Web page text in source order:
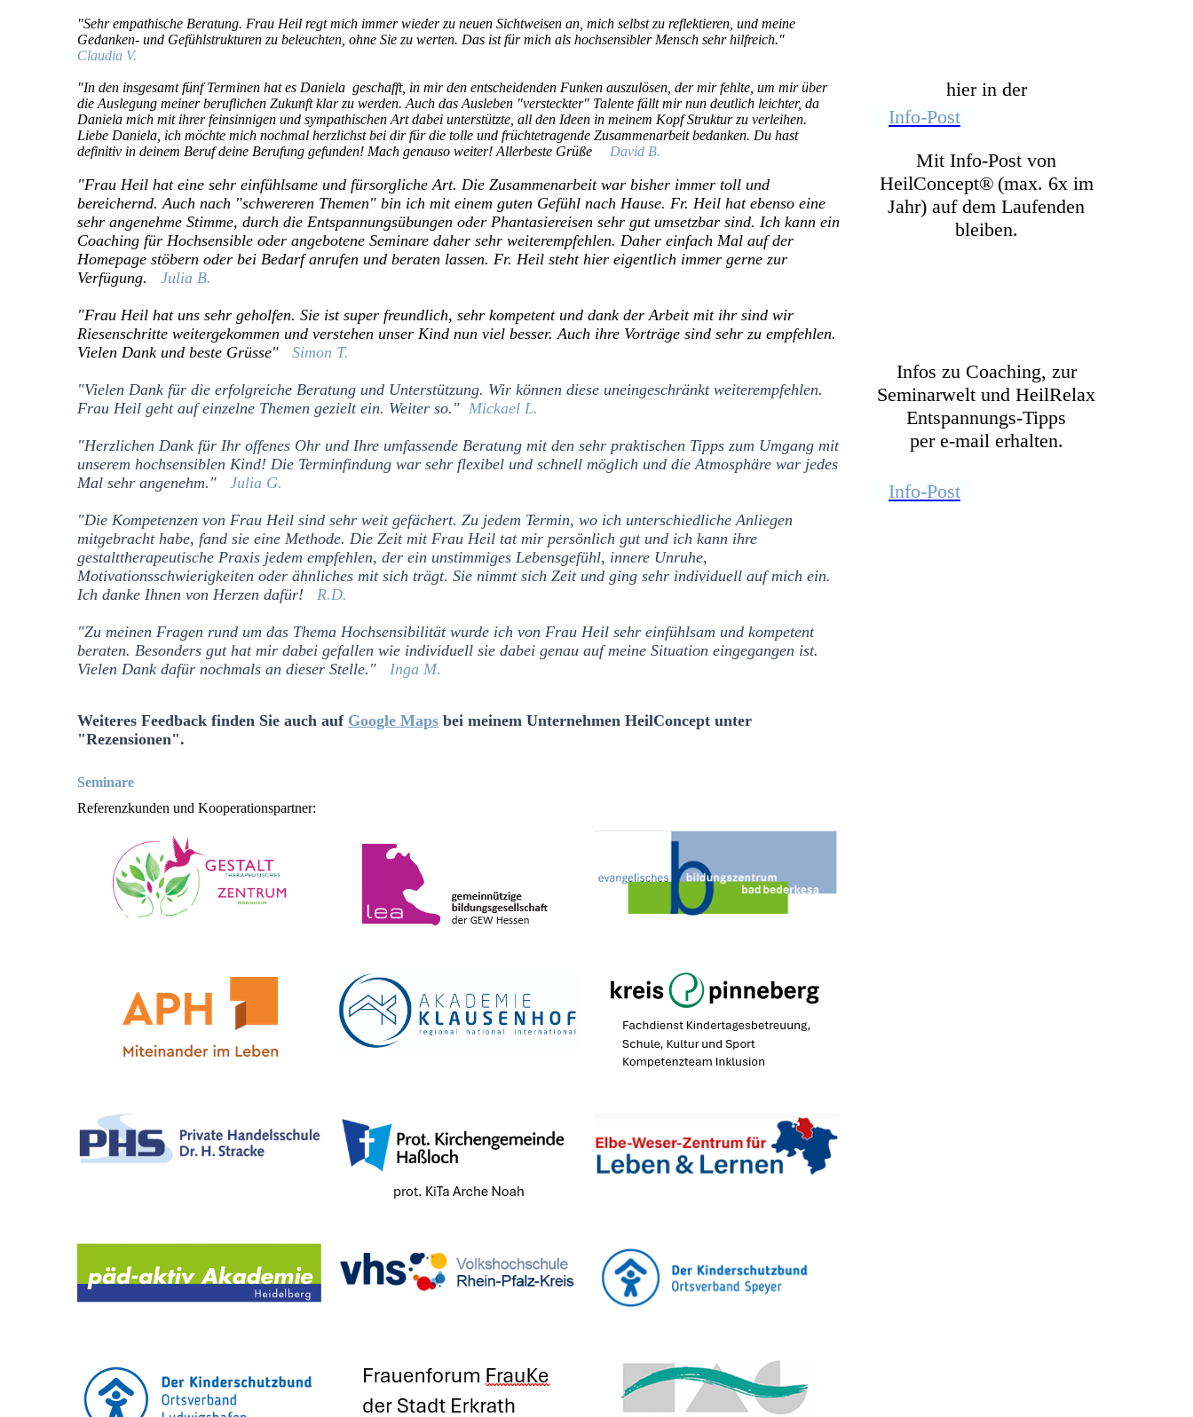
"Sehr empathische Beratung. Frau Heil regt mich immer wieder zu neuen Sichtweisen an, mich selbst zu reflektieren, und meine
Gedanken- und Gefühlstrukturen zu beleuchten, ohne Sie zu werten. Das ist für mich als hochsensibler Mensch sehr hilfreich."
Claudia V.
"In den insgesamt fünf Terminen hat es Daniela geschafft, in mir den entscheidenden Funken auszulösen, der mir fehlte, um mir über
die Auslegung meiner beruflichen Zukunft klar zu werden. Auch das Ausleben "versteckter" Talente fällt mir nun deutlich leichter, da
Daniela mich mit ihrer feinsinnigen und sympathischen Art dabei unterstützte, all den Ideen in meinem Kopf Struktur zu verleihen.
Liebe Daniela, ich möchte mich nochmal herzlichst bei dir für die tolle und früchtetragende Zusammenarbeit bedanken. Du hast
definitiv in deinem Beruf deine Berufung gefunden! Mach genauso weiter! Allerbeste Grüße
David B.
"Frau Heil hat eine sehr einfühlsame und fürsorgliche Art. Die Zusammenarbeit war bisher immer toll und
bereichernd. Auch nach "schwereren Themen" bin ich mit einem guten Gefühl nach Hause. Fr. Heil hat ebenso eine
sehr angenehme Stimme, durch die Entspannungsübungen oder Phantasiereisen sehr gut umsetzbar sind. Ich kann ein
Coaching für Hochsensible oder angebotene Seminare daher sehr weiterempfehlen. Daher einfach Mal auf der
Homepage stöbern oder bei Bedarf anrufen und beraten lassen. Fr. Heil steht hier eigentlich immer gerne zur
Verfügung.
Julia B.
"Frau Heil hat uns sehr geholfen. Sie ist super freundlich, sehr kompetent und dank der Arbeit mit ihr sind wir
Riesenschritte weitergekommen und verstehen unser Kind nun viel besser. Auch ihre Vorträge sind sehr zu empfehlen.
Vielen Dank und beste Grüsse"
Simon T.
"Vielen Dank für die erfolgreiche Beratung und Unterstützung. Wir können diese uneingeschränkt weiterempfehlen.
Frau Heil geht auf einzelne Themen gezielt ein. Weiter so." Mickael L.
"Herzlichen Dank für Ihr offenes Ohr und Ihre umfassende Beratung mit den sehr praktischen Tipps zum Umgang mit
unserem hochsensiblen Kind! Die Terminfindung war sehr flexibel und schnell möglich und die Atmosphäre war jedes
Mal sehr angenehm."
Julia G.
"Die Kompetenzen von Frau Heil sind sehr weit gefächert. Zu jedem Termin, wo ich unterschiedliche Anliegen
mitgebracht habe, fand sie eine Methode. Die Zeit mit Frau Heil tat mir persönlich gut und ich kann ihre
gestalttherapeutische Praxis jedem empfehlen, der ein unstimmiges Lebensgefühl, innere Unruhe,
Motivationsschwierigkeiten oder ähnliches mit sich trägt. Sie nimmt sich Zeit und ging sehr individuell auf mich ein.
Ich danke Ihnen von Herzen dafür!
R.D.
"Zu meinen Fragen rund um das Thema Hochsensibilität wurde ich von Frau Heil sehr einfühlsam und kompetent
beraten. Besonders gut hat mir dabei gefallen wie individuell sie dabei genau auf meine Situation eingegangen ist.
Vielen Dank dafür nochmals an dieser Stelle."
Inga M.
Weiteres Feedback finden Sie auch auf Google Maps bei meinem Unternehmen HeilConcept unter
"Rezensionen".
Seminare
Referenzkunden und Kooperationspartner:
hier in der
Info-Post
Mit Info-Post von
HeilConcept® (max. 6x im
Jahr) auf dem Laufenden
bleiben.
Infos zu Coaching, zur
Seminarwelt und HeilRelax
Entspannungs-Tipps
per e-mail erhalten.
Info-Post